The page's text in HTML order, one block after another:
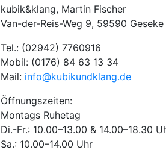
kubik&klang, Martin Fischer
Van-der-Reis-Weg 9, 59590 Geseke
Tel.: (02942) 7760916
Mobil: (0176) 84 63 13 34
Mail: info@kubikundklang.de
Öffnungszeiten:
Montags Ruhetag
Di.-Fr.: 10.00–13.00 & 14.00–18.30
Sa.: 10.00–14.00 Uhr